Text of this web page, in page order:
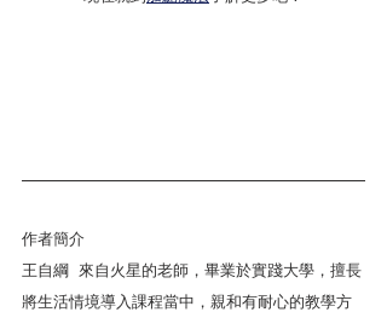
作者簡介
王自綱  來自火星的老師，畢業於實踐大學，擅長
將生活情境導入課程當中，親和有耐心的教學方